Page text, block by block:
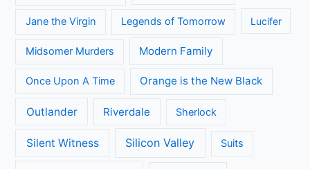
Jane the Virgin Legends of Tomorrow Lucifer
Midsomer Murders Modern Family
Once Upon A Time Orange is the New Black
Outlander Riverdale Sherlock
Silent Witness Silicon Valley Suits